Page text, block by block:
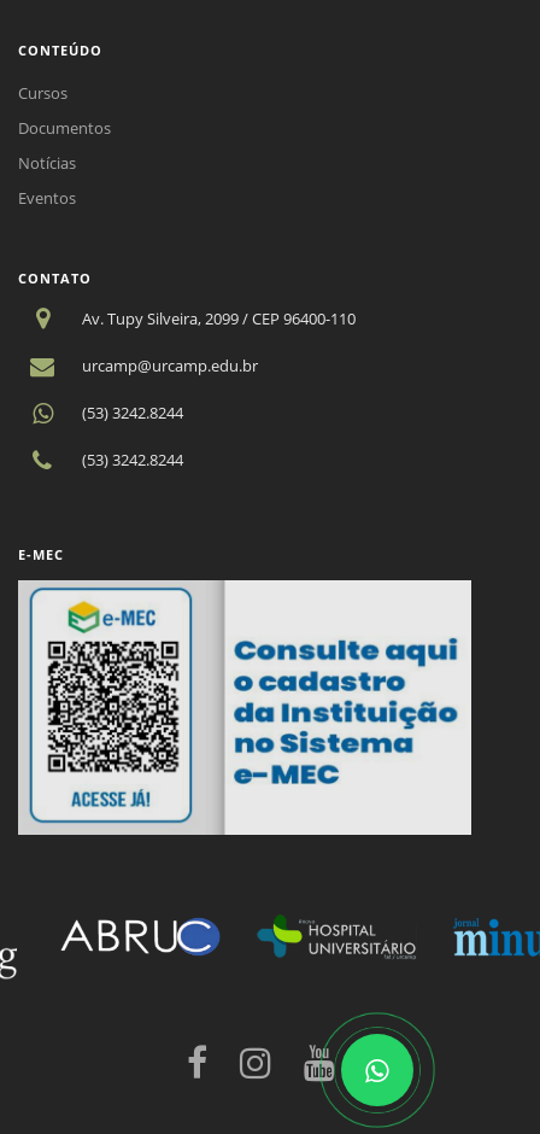
CONTEÚDO
Cursos
Documentos
Notícias
Eventos
CONTATO
Av. Tupy Silveira, 2099 / CEP 96400-110
urcamp@urcamp.edu.br
(53) 3242.8244
(53) 3242.8244
E-MEC